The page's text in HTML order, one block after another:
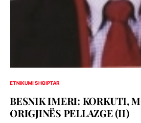
ETNIKUMI SHQIPTAR
BESNIK IMERI: KORKUTI,
ORIGJINËS PELLAZGE (II)